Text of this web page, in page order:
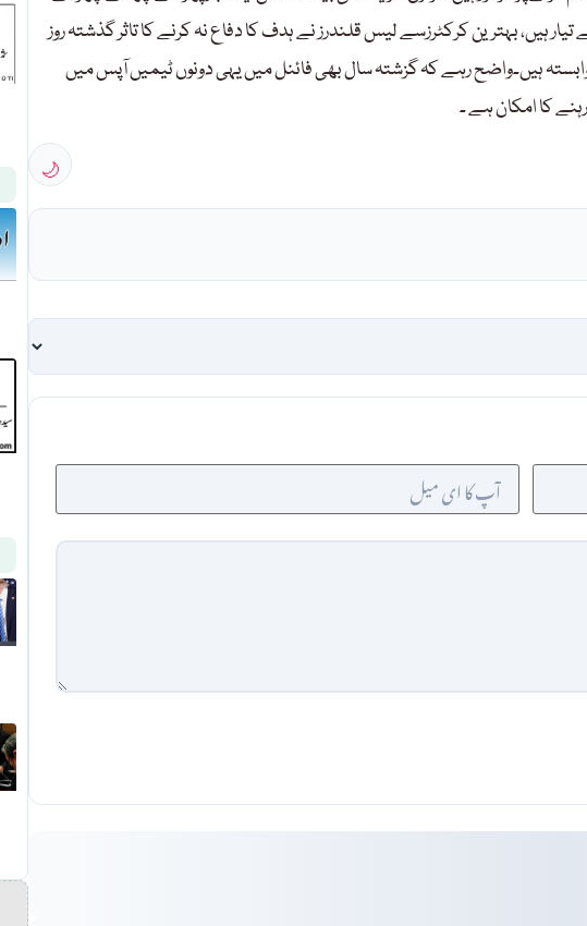
ہیں، بہترین کرکٹرزسے لیس قلندرز نے ہدف کا دفاع نہ کرنے کا تاثر گذشتہ روز
ہیں۔واضح رہے کہ گزشتہ سال بھی فائنل میں یہی دونوں ٹیمیں آپس میں
رہنے کا امکان ہے ۔
🌙